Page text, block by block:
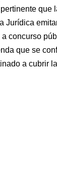
que
Jurídica
concurso
que se
a cubrir